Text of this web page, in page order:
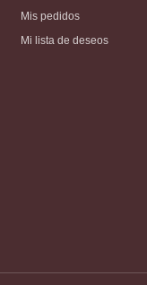
Mis pedidos
Mi lista de deseos